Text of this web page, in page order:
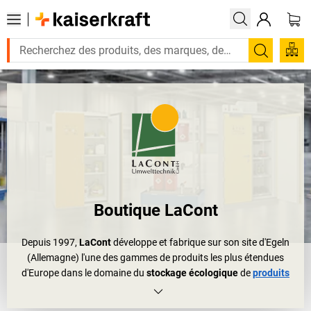
Boutique LaCont
Depuis 1997, LaContdéveloppe et fabrique sur son site d'Egeln
(Allemagne) l'une des gammes de produits les plus étendues
d'Europe dans le domaine du stockage écologiquedeproduits
. Que vous stockiez des produits dangereuses dans